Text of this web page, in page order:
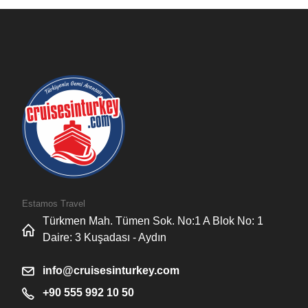
Estamos Travel
Türkmen Mah. Tümen Sok. No:1 A Blok No: 1
Daire: 3 Kuşadası - Aydın
info@cruisesinturkey.com
+90 555 992 10 50